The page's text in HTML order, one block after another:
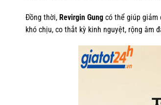
Đồng thời, Revirgin Gung có thể giúp giảm
khó chịu, co thắt kỳ kinh nguyệt, rộng âm